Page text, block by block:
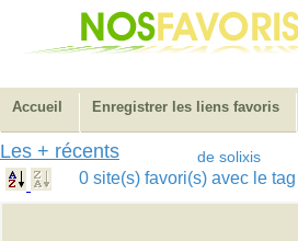
Accueil Enregistrer les liens favoris
Les + récents de solixis
0 site(s) favori(s) avec le